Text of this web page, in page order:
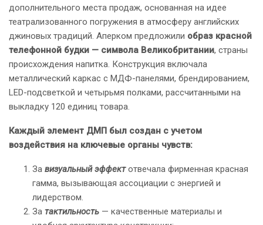
дополнительного места продаж, основанная на идее
театрализованного погружения в атмосферу английских
джиновых традиций. Аперком предложили образ красной
телефонной будки — символа Великобритании, страны
происхождения напитка. Конструкция включала
металлический каркас с МДФ-панелями, брендированием,
LED-подсветкой и четырьмя полками, рассчитанными на
выкладку 120 единиц товара.
Каждый элемент ДМП был создан с учетом
воздействия на ключевые органы чувств:
За визуальный эффектотвечала фирменная красная
гамма, вызывающая ассоциации с энергией и
лидерством.
За тактильность — качественные материалы и